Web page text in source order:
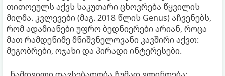
თითოეულს აქვს საკუთარი ცხოვრება წყვილის
მიღმა. კვლევები (მაგ. 2018 წლის Genus) აჩვენებს,
რომ ადამიანები უფრო ბედნიერები არიან, როცა
მათ რამდენიმე მნიშვნელოვანი კავშირი აქვთ:
მეგობრები, ოჯახი და პირადი ინტერესები.